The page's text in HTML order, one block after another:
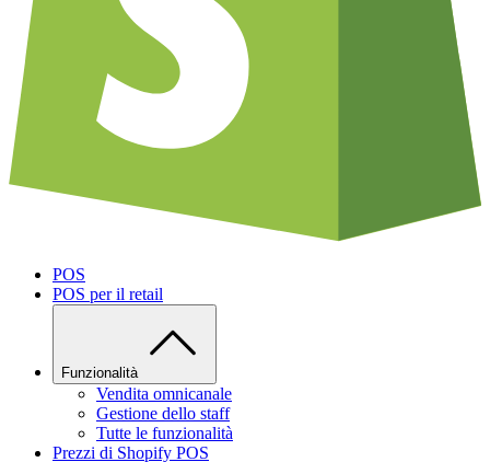
POS
POS per il retail
Funzionalità
Vendita omnicanale
Gestione dello staff
Tutte le funzionalità
Prezzi di Shopify POS